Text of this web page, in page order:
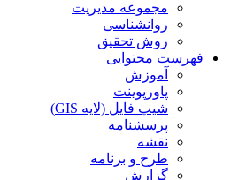
مجموعه مدیریت
روانشناسی
روش تحقیق
فهرست محتوایی
آموزش
پاورپوینت
شیپ فایل (لایه GIS)
پرسشنامه
نقشه
طرح و برنامه
گزارش